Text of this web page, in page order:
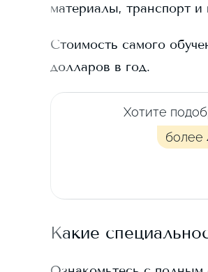
материалы, транспорт
Стоимость самого
долларов в год.
Хотите
более
Какие